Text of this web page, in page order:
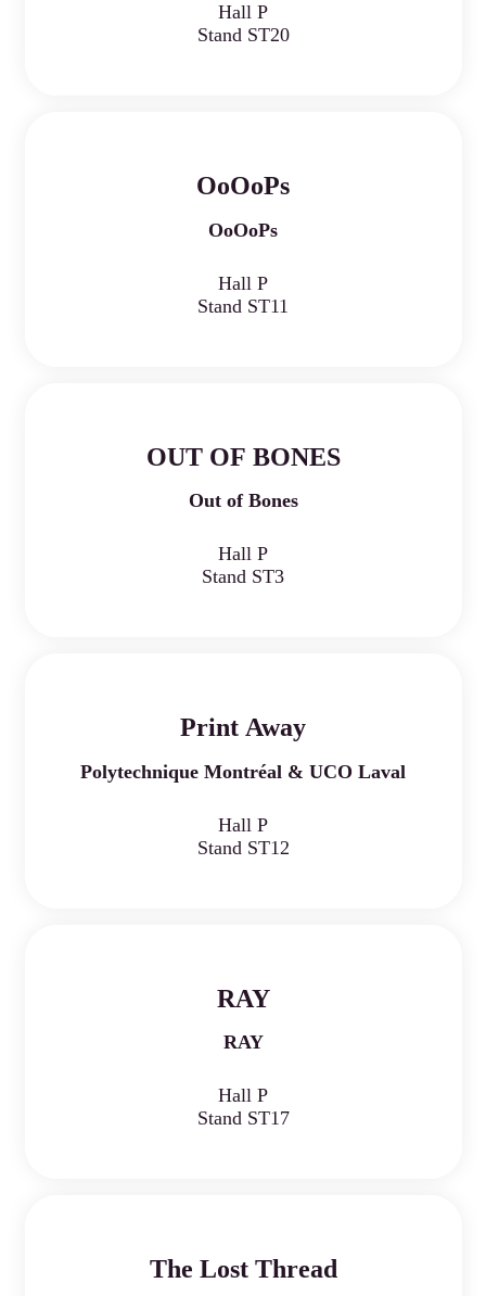
Hall P
Stand ST20
OoOoPs
OoOoPs
Hall P
Stand ST11
OUT OF BONES
Out of Bones
Hall P
Stand ST3
Print Away
Polytechnique Montréal & UCO Laval
Hall P
Stand ST12
RAY
RAY
Hall P
Stand ST17
The Lost Thread